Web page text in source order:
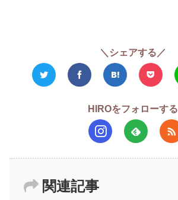
＼シェアする／
HIROをフォローする
関連記事